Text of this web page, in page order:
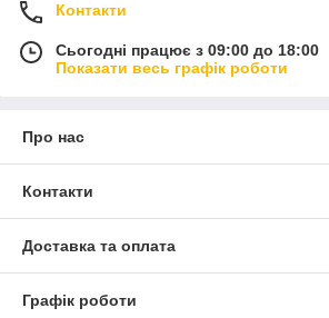
Контакти
Сьогодні працює з 09:00 до 18:00
Показати весь графік роботи
Про нас
Контакти
Доставка та оплата
Графік роботи